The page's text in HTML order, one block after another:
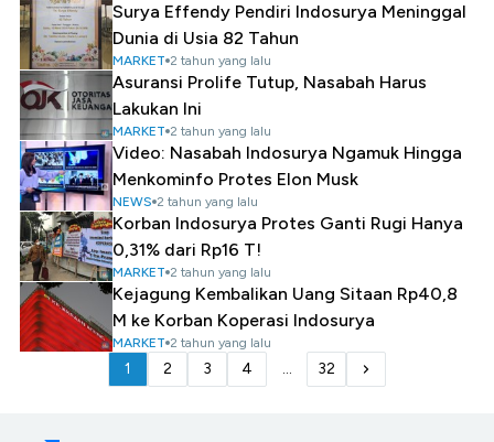
Surya Effendy Pendiri Indosurya Meninggal
Dunia di Usia 82 Tahun
MARKET 2 tahun yang lalu
Asuransi Prolife Tutup, Nasabah Harus
Lakukan Ini
MARKET 2 tahun yang lalu
Video: Nasabah Indosurya Ngamuk Hingga
Menkominfo Protes Elon Musk
NEWS 2 tahun yang lalu
Korban Indosurya Protes Ganti Rugi Hanya
0,31% dari Rp16 T!
MARKET 2 tahun yang lalu
Kejagung Kembalikan Uang Sitaan Rp40,8
M ke Korban Koperasi Indosurya
MARKET 2 tahun yang lalu
1 2 3 4 ... 32